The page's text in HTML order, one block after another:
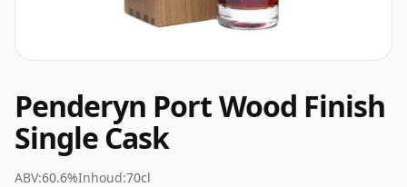
Penderyn Port Wood Finish
Single Cask
ABV:60.6%Inhoud:70cl